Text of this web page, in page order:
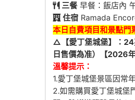
三餐早餐：飯店內
住宿 Ramada
本日自費項目和景點門
△【愛丁堡城堡】
：
日售價為准）【2026
溫馨提示：
1.愛丁堡城堡景區因常
2.如需購買愛丁堡城堡